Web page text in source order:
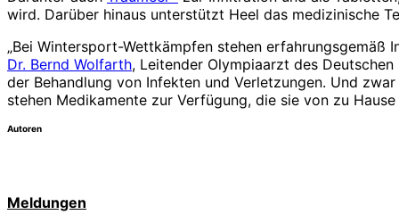
wird. Darüber hinaus unterstützt Heel das medizinische
„Bei Wintersport-Wettkämpfen stehen
Dr. Bernd Wolfarth, Leitender Olympiaarzt des
der Behandlung von Infekten und Verletzungen. Und
stehen Medikamente zur Verfügung, die sie von zu
Autoren
Meldungen